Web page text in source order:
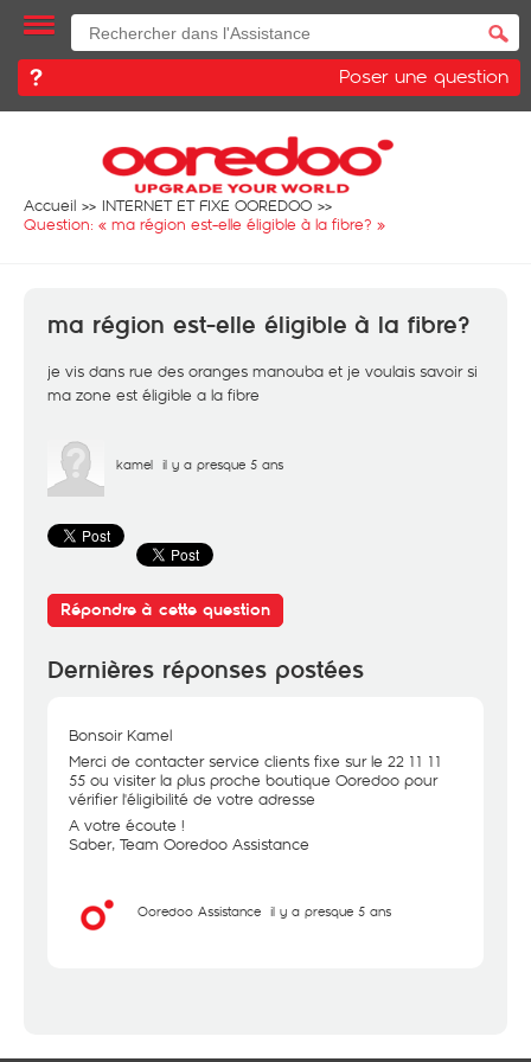
Poser une question
Accueil
INTERNET ET FIXE OOREDOO
Question: « ma région est-elle éligible à la fibre? »
ma région est-elle éligible à la fibre?
je vis dans rue des oranges manouba et je voulais savoir si
ma zone est éligible a la fibre
kamel il y a presque 5 ans
Répondre à cette question
Dernières réponses postées
Bonsoir Kamel
Merci de contacter service clients fixe sur le 22 11 11
55 ou visiter la plus proche boutique Ooredoo pour
vérifier l'éligibilité de votre adresse
A votre écoute !
Saber, Team Ooredoo Assistance
Ooredoo Assistance il y a presque 5 ans